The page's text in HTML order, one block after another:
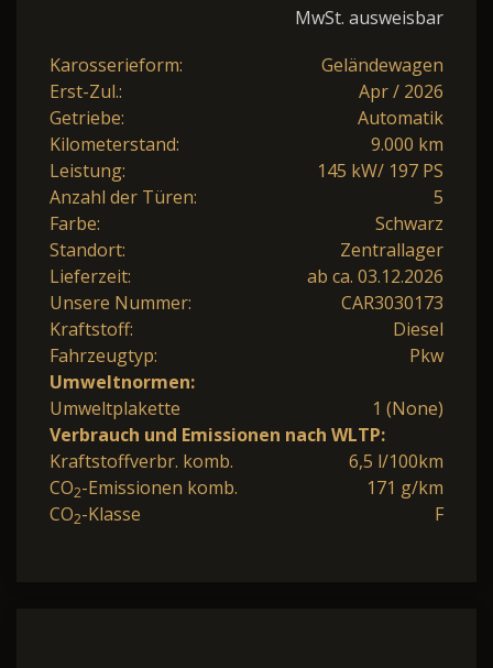
MwSt. ausweisbar
Karosserieform:
Geländewagen
Erst-Zul.:
Apr / 2026
Getriebe:
Automatik
Kilometerstand:
9.000 km
Leistung:
145 kW/ 197 PS
Anzahl der Türen:
5
Farbe:
Schwarz
Standort:
Zentrallager
Lieferzeit:
ab ca. 03.12.2026
Unsere Nummer:
CAR3030173
Kraftstoff:
Diesel
Fahrzeugtyp:
Pkw
Umweltnormen:
Umweltplakette
1 (None)
Verbrauch und Emissionen nach WLTP:
Kraftstoffverbr. komb.
6,5 l/100km
CO2-Emissionen komb.
171 g/km
CO2-Klasse F